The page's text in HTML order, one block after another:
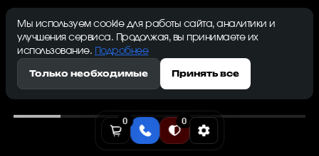
0 0
Мы используем cookie для работы сайта, аналитики и
улучшения сервиса. Продолжая, вы принимаете их
использование.
Подробнее
Только необходимые Принять все